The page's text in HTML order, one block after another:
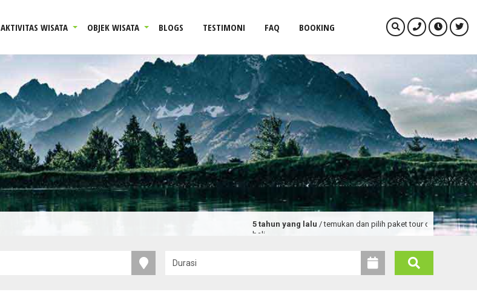
AKTIVITAS WISATA OBJEK WISATA BLOGS TESTIMONI FAQ BOOKING
5 tahun yang lalu/ temukan dan pilih paket tour dan promo wisata